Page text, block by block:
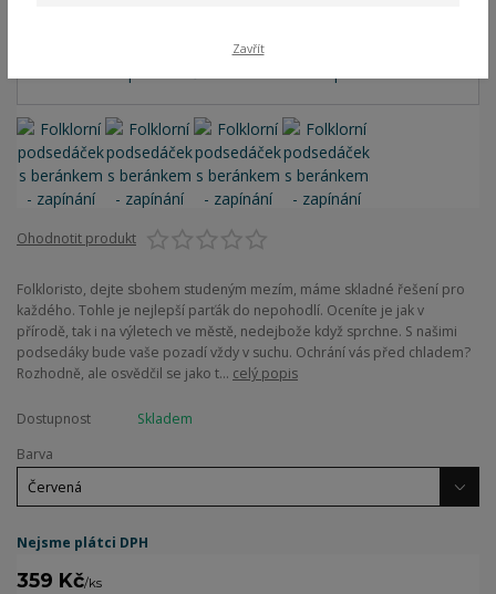
Ohodnotit produkt
Folkloristo, dejte sbohem studeným mezím, máme skladné řešení pro
každého. Tohle je nejlepší parťák do nepohodlí. Oceníte je jak v
přírodě, tak i na výletech ve městě, nedejbože když sprchne. S našimi
podsedáky bude vaše pozadí vždy v suchu. Ochrání vás před chladem?
Rozhodně, ale osvědčil se jako t... celý popis
Dostupnost
Skladem
Barva
Nejsme plátci DPH
359 Kč/ks
Zavřít